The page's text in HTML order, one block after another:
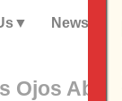
News
Ojos